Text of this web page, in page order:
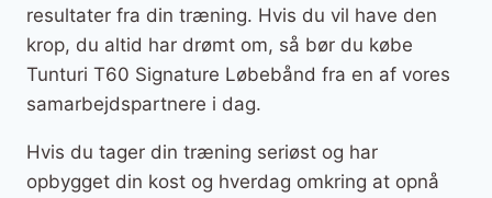
resultater fra din træning. Hvis du vil have den
krop, du altid har drømt om, så bør du købe
Tunturi T60 Signature Løbebånd fra en af vores
samarbejdspartnere i dag.
Hvis du tager din træning seriøst og har
opbygget din kost og hverdag omkring at opnå